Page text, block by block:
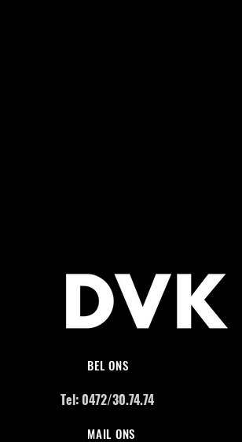
BEL ONS
Tel: 0472/30.74.74
MAIL ONS